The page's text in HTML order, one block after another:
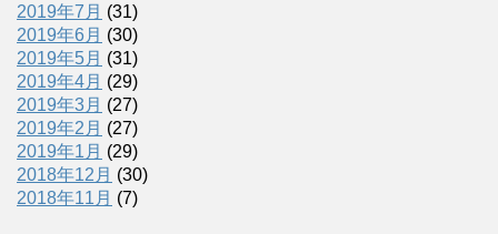
2019年7月 (31)
2019年6月 (30)
2019年5月 (31)
2019年4月 (29)
2019年3月 (27)
2019年2月 (27)
2019年1月 (29)
2018年12月 (30)
2018年11月 (7)